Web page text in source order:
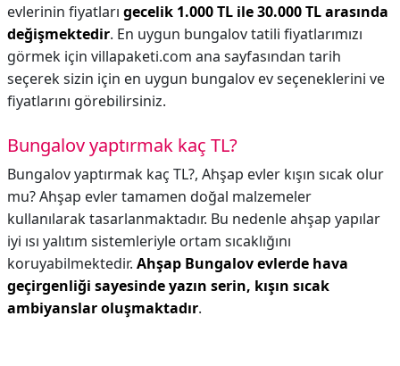
evlerinin fiyatları gecelik 1.000 TL ile 30.000 TL arasında
değişmektedir. En uygun bungalov tatili fiyatlarımızı
görmek için villapaketi.com ana sayfasından tarih
seçerek sizin için en uygun bungalov ev seçeneklerini ve
fiyatlarını görebilirsiniz.
Bungalov yaptırmak kaç TL?
Bungalov yaptırmak kaç TL?, Ahşap evler kışın sıcak olur
mu? Ahşap evler tamamen doğal malzemeler
kullanılarak tasarlanmaktadır. Bu nedenle ahşap yapılar
iyi ısı yalıtım sistemleriyle ortam sıcaklığını
koruyabilmektedir. Ahşap Bungalov evlerde hava
geçirgenliği sayesinde yazın serin, kışın sıcak
ambiyanslar oluşmaktadır.